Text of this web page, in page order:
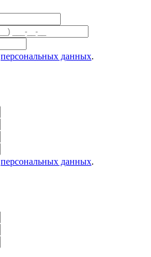
персональных данных.
персональных данных.